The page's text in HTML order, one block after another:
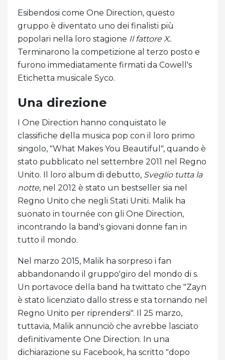
Esibendosi come One Direction, questo
gruppo è diventato uno dei finalisti più
popolari nella loro stagione Il fattore X..
Terminarono la competizione al terzo posto e
furono immediatamente firmati da Cowell's
Etichetta musicale Syco.
Una direzione
I One Direction hanno conquistato le
classifiche della musica pop con il loro primo
singolo, "What Makes You Beautiful", quando è
stato pubblicato nel settembre 2011 nel Regno
Unito. Il loro album di debutto, Sveglio tutta la
notte, nel 2012 è stato un bestseller sia nel
Regno Unito che negli Stati Uniti. Malik ha
suonato in tournée con gli One Direction,
incontrando la band's giovani donne fan in
tutto il mondo.
Nel marzo 2015, Malik ha sorpreso i fan
abbandonando il gruppo'giro del mondo di s.
Un portavoce della band ha twittato che "Zayn
è stato licenziato dallo stress e sta tornando nel
Regno Unito per riprendersi". Il 25 marzo,
tuttavia, Malik annunciò che avrebbe lasciato
definitivamente One Direction. In una
dichiarazione su Facebook, ha scritto "dopo